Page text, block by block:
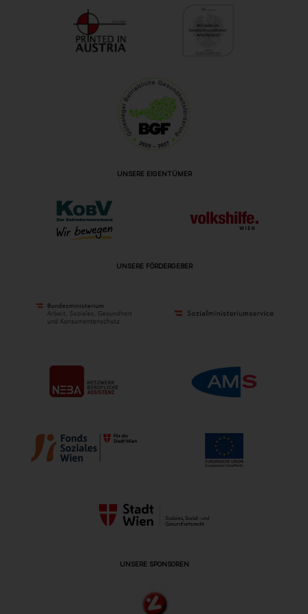
UNSERE EIGENTÜMER
UNSERE FÖRDERGEBER
UNSERE SPONSOREN